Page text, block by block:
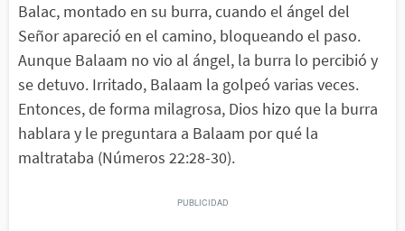
Balac, montado en su burra, cuando el ángel del
Señor apareció en el camino, bloqueando el paso.
Aunque Balaam no vio al ángel, la burra lo percibió y
se detuvo. Irritado, Balaam la golpeó varias veces.
Entonces, de forma milagrosa, Dios hizo que la burra
hablara y le preguntara a Balaam por qué la
maltrataba (Números 22:28-30).